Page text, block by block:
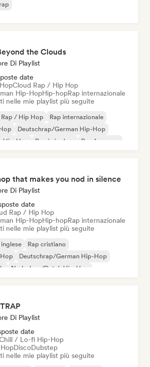
the Clouds
Di Playlist
date
Cloud Rap / Hip Hop
Hip-HopHip-hopRap internazionale
nelle mie playlist più seguite
/ Hip Hop
Rap internazionale
Deutschrap/German Hip-Hop
Hop
Rap in inglese Rap francese
that makes you nod in silence
Di Playlist
date
Rap / Hip Hop
Hip-HopHip-hopRap internazionale
nelle mie playlist più seguite
inglese
Rap cristiano
Deutschrap/German Hip-Hop
Nederhop/Dutch Hip-Hop
Di Playlist
date
/ Lo-fi Hip-Hop
DiscoDubstep
nelle mie playlist più seguite